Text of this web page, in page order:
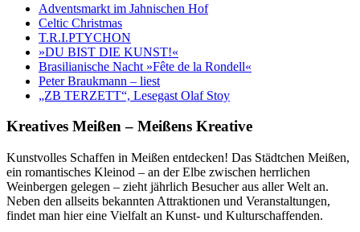
Adventsmarkt im Jahnischen Hof
Celtic Christmas
T.R.I.PTYCHON
»DU BIST DIE KUNST!«
Brasilianische Nacht »Fête de la Rondell«
Peter Braukmann – liest
„ZB TERZETT“, Lesegast Olaf Stoy
Kreatives Meißen – Meißens Kreative
Kunstvolles Schaffen in Meißen entdecken! Das Städtchen Meißen,
ein romantisches Kleinod – an der Elbe zwischen herrlichen
Weinbergen gelegen – zieht jährlich Besucher aus aller Welt an.
Neben den allseits bekannten Attraktionen und Veranstaltungen,
findet man hier eine Vielfalt an Kunst- und Kulturschaffenden.